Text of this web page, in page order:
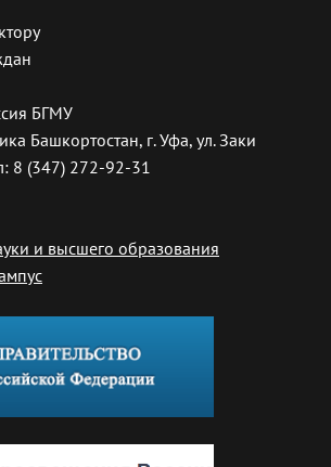
БГМУ
Башкортостан, г. Уфа, ул. Заки
8 (347) 272-92-31
и высшего образования